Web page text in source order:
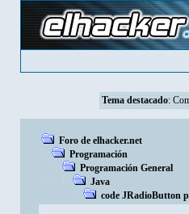
Tema destacado:
Foro de elhacker.net
Programación
Programación General
Java
code JRadioButton